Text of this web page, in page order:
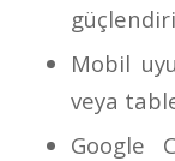
Mobil
veya
Google